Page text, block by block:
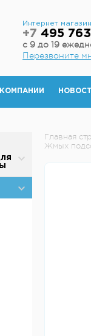
Интернет магазин
+7 495
с 9 до 19
Перезвоните
Главная
Жмых